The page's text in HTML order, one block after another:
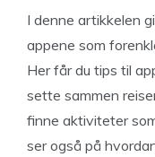
I denne artikkelen
appene som
Her får du tips til
sette sammen
finne aktiviteter
ser også på